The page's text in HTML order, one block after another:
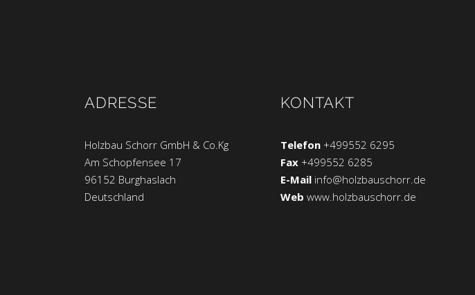
ADRESSE
Holzbau Schorr GmbH & Co.Kg
Am Schopfensee 17
96152 Burghaslach
Deutschland
KONTAKT
Telefon +499552 6295
Fax+499552 6285
E-Mail info@holzbauschorr.de
Web www.holzbauschorr.de